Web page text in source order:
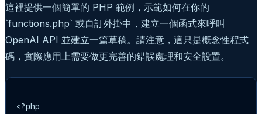
這裡提供一個簡單的 PHP 範例，示範如何在你的
`functions.php` 或自訂外掛中，建立一個函式來呼叫
OpenAI API 並建立一篇草稿。請注意，這只是概念性程式
碼，實際應用上需要做更完善的錯誤處理和安全設置。
<?php